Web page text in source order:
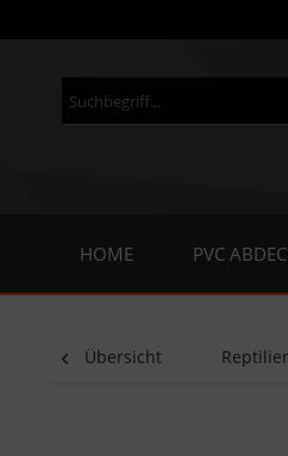
HOME PVC
Übersicht